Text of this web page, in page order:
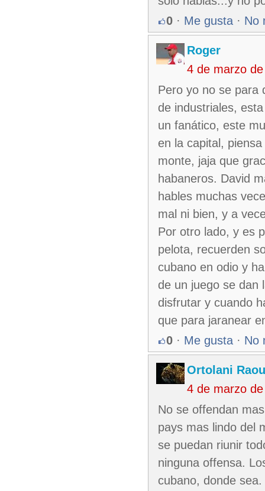
0 · Me gusta · No
Roger
4 de marzo
Pero yo no se para
de industriales,
un fanático, este
en la capital,
monte, jaja que
habaneros. David
hables muchas
mal ni bien, y a
Por otro lado, y es
pelota, recuerden
cubano en odio y
de un juego se dan
disfrutar y cuando
que para jaranear
0 · Me gusta · No
Ortolani
4 de marzo
No se offendan
pays mas lindo del
se puedan riunir
ninguna offensa.
cubano, donde